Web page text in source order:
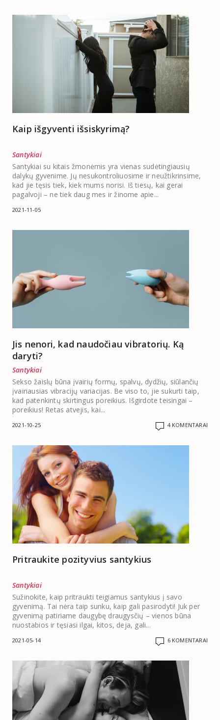
Kaip išgyventi išsiskyrimą?
Santykiai
Santykiai su kitais žmonėmis yra vienas sudėtingiausių
dalykų gyvenime. Jų nesukontroliuosime ir neužtikrinsime,
kad jie tęsis tiek, kiek mums norisi. Iš tiesų, kai gerai
pagalvoji – ne tiek daug mes ir žinome apie...
2021-11-05
Jis nenori, kad naudočiau vibratorių. Ką
daryti?
Santykiai
Sekso žaislų būna įvairių formų, spalvų, dydžių, siūlančių
įvairiausias vibracijų variacijas. Be viso to, jie sukurti taip,
kad patenkintų skirtingus poreikius. Išgirdote teisingai –
poreikius! Retas atvejis, kai...
2021-10-25 4 KOMENTARAI
Pritraukite pozityvius santykius
Santykiai
Sužinokite, kaip pritraukti teigiamus santykius į savo
gyvenimą. Tai nėra taip sunku, kaip gali pasirodyti! Juk per
gyvenimą patiriame daugybę draugysčių – vienos būna
nuostabios ir tęsiasi ilgai, kitos, deja, gali...
2021-05-14 6 KOMENTARAI